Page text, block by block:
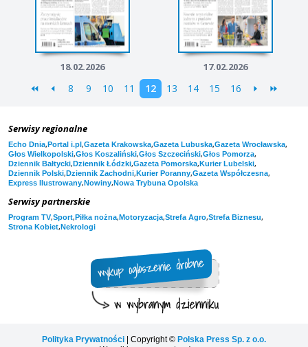
18.02.2026 17.02.2026
8 9 10 11 12 13 14 15 16
Serwisy regionalne
Echo Dnia,Portal i.pl,Gazeta Krakowska,Gazeta Lubuska,Gazeta Wrocławska,
Głos Wielkopolski,Głos Koszaliński,Głos Szczeciński,Głos Pomorza,
Dziennik Bałtycki,Dziennik Łódzki,Gazeta Pomorska,Kurier Lubelski,
Dziennik Polski,Dziennik Zachodni,Kurier Poranny,Gazeta Współczesna,
Express Ilustrowany,Nowiny,Nowa Trybuna Opolska
Serwisy partnerskie
Program TV,Sport,Piłka nożna,Motoryzacja,Strefa Agro,Strefa Biznesu,
Strona Kobiet,Nekrologi
Polityka Prywatności | Copyright © Polska Press Sp. z o.o.